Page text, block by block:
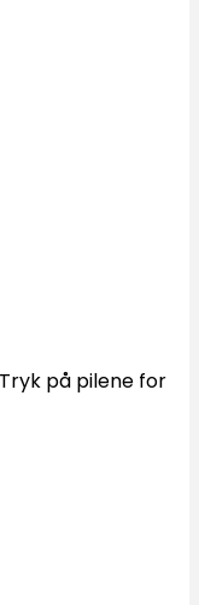
på pilene for